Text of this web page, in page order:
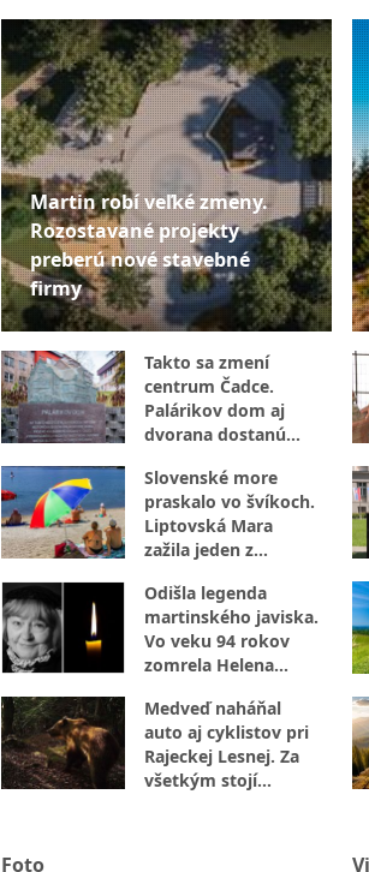
Martin robí veľké zmeny.
Rozostavané projekty
preberú nové stavebné
firmy
Takto sa zmení
centrum Čadce.
Palárikov dom aj
dvorana dostanú
Slovenské more
praskalo vo švíkoch.
Liptovská Mara
zažila jeden z
Odišla legenda
martinského javiska.
Vo veku 94 rokov
zomrela Helena
Medveď naháňal
auto aj cyklistov pri
Rajeckej Lesnej. Za
všetkým stojí
Foto